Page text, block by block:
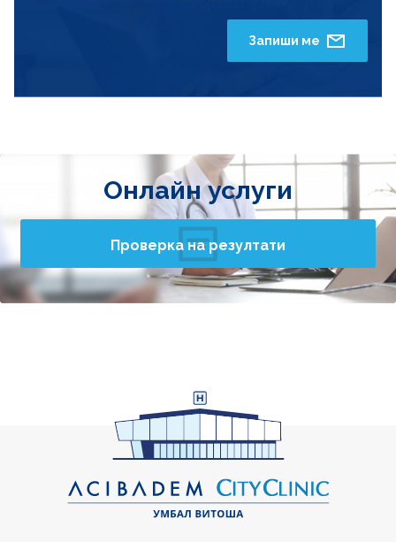
Запиши ме
Онлайн услуги
Проверка на резултати